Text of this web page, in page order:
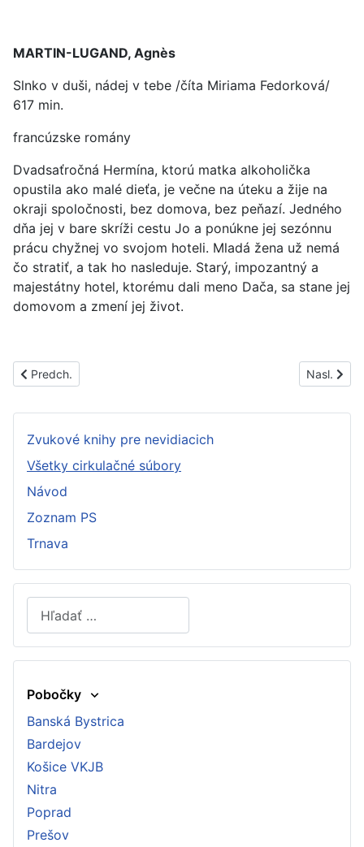
MARTIN-LUGAND, Agnès
Slnko v duši, nádej v tebe /číta Miriama Fedorková/
617 min.
francúzske romány
Dvadsaťročná Hermína, ktorú matka alkoholička
opustila ako malé dieťa, je večne na úteku a žije na
okraji spoločnosti, bez domova, bez peňazí. Jedného
dňa jej v bare skríži cestu Jo a ponúkne jej sezónnu
prácu chyžnej vo svojom hoteli. Mladá žena už nemá
čo stratiť, a tak ho nasleduje. Starý, impozantný a
majestátny hotel, ktorému dali meno Dača, sa stane jej
domovom a zmení jej život.
Predchádzajúci článok: PS1573C
Predch. Nasl.
Zvukové knihy pre nevidiacich
Všetky cirkulačné súbory
Návod
Zoznam PS
Trnava
Hľadať
Type 2 or more characters for results.
Pobočky
Banská Bystrica
Bardejov
Košice VKJB
Nitra
Poprad
Prešov